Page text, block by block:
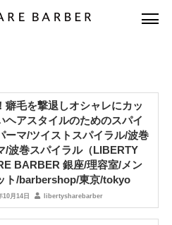
癖毛を撃退しオシャレにカッ
ヘアスタイルのためのスパイ
ーマ/ツイストスパイラル/波巻
/波巻スパイラル（LIBERTY
BARBER 銀座/理容室/メン
ト/barbershop/東京/tokyo
10月14日 libertysharebarber